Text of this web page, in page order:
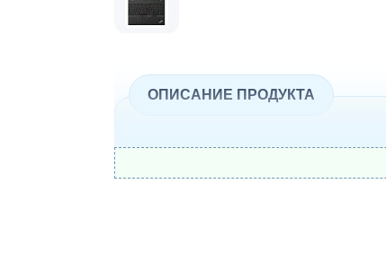
ОПИСАНИЕ ПРОДУКТА